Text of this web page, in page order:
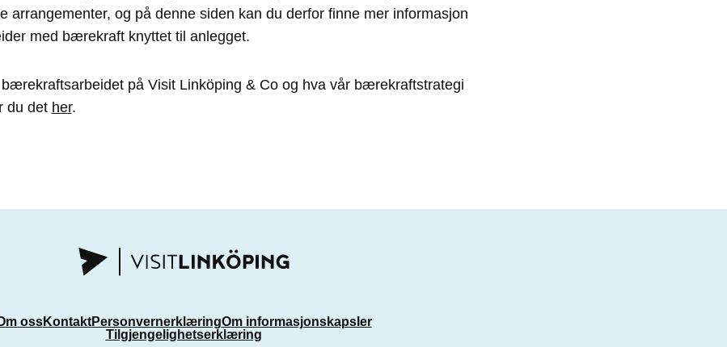
arrangementer, og på denne siden kan du derfor finne mer informasjon
med bærekraft knyttet til anlegget.
på Visit Linköping & Co og hva vår bærekraftstrategi
du det her.
ossKontaktPersonvernerklæringOm informasjonskapsler
Tilgjengelighetserklæring